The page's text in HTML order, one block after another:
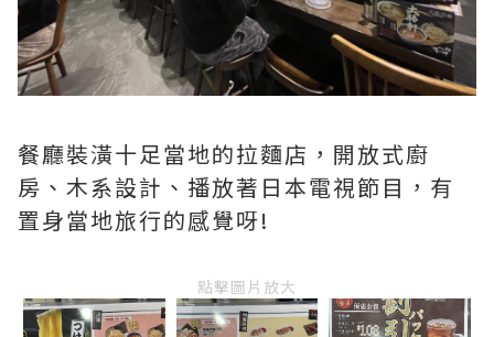
餐廳裝潢十足當地的拉麵店，開放式廚
房、木系設計、播放著日本電視節目，有
置身當地旅行的感覺呀!
點擊圖片放大